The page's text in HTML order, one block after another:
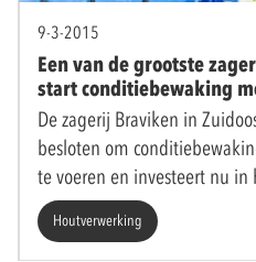
9-3-2015
Een van de grootste
start conditiebewaking
De zagerij Braviken in
besloten om
te voeren en investeert nu in
Houtverwerking